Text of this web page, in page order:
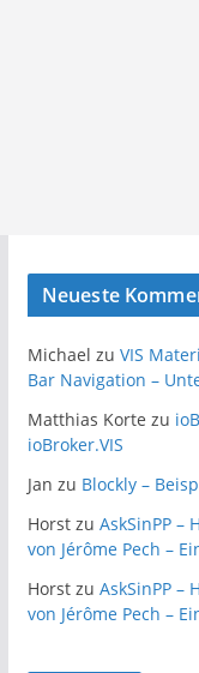
Neueste
Michael zu VIS
Bar Navigation –
Matthias Korte zu
ioBroker.VIS
Jan zu Blockly –
Horstzu AskSinPP –
von Jérôme Pech –
Horstzu AskSinPP –
von Jérôme Pech –